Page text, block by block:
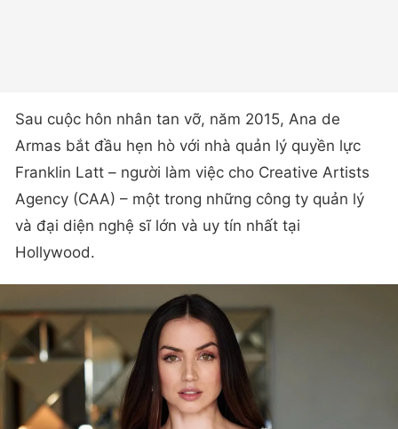
Sau cuộc hôn nhân tan vỡ, năm 2015, Ana de
Armas bắt đầu hẹn hò với nhà quản lý quyền lực
Franklin Latt – người làm việc cho Creative Artists
Agency (CAA) – một trong những công ty quản lý
và đại diện nghệ sĩ lớn và uy tín nhất tại
Hollywood.